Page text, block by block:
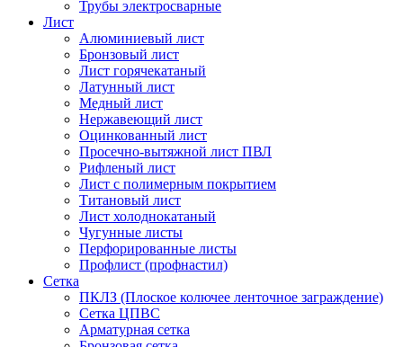
Трубы электросварные
Лист
Алюминиевый лист
Бронзовый лист
Лист горячекатаный
Латунный лист
Медный лист
Нержавеющий лист
Оцинкованный лист
Просечно-вытяжной лист ПВЛ
Рифленый лист
Лист с полимерным покрытием
Титановый лист
Лист холоднокатаный
Чугунные листы
Перфорированные листы
Профлист (профнастил)
Сетка
ПКЛЗ (Плоское колючее ленточное заграждение)
Сетка ЦПВС
Арматурная сетка